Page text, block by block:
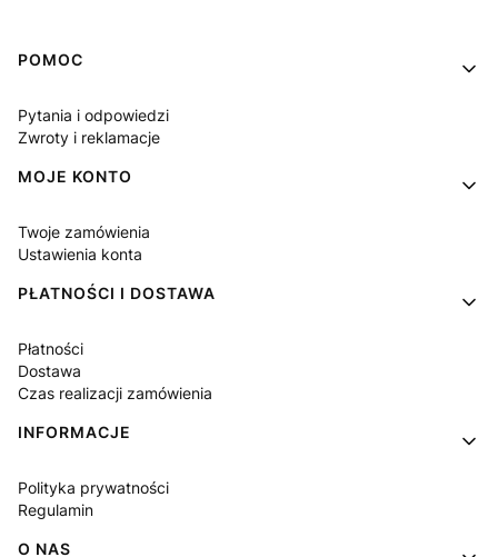
Linki w stopce
POMOC
Pytania i odpowiedzi
Zwroty i reklamacje
MOJE KONTO
Twoje zamówienia
Ustawienia konta
PŁATNOŚCI I DOSTAWA
Płatności
Dostawa
Czas realizacji zamówienia
INFORMACJE
Polityka prywatności
Regulamin
O NAS